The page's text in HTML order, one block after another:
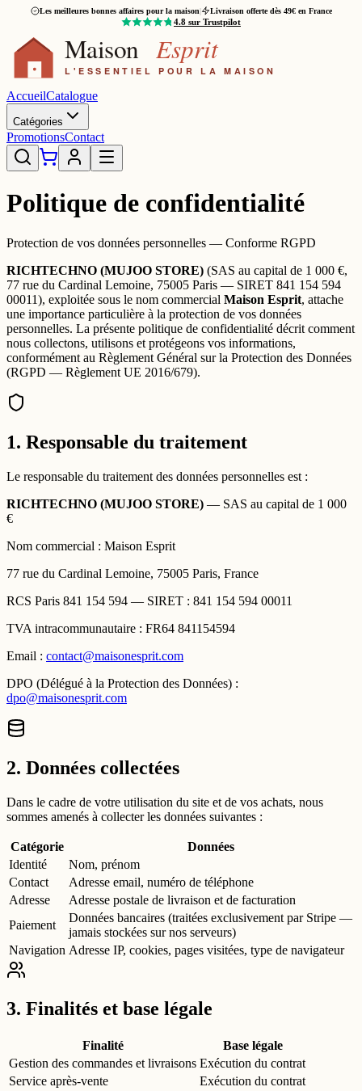
Les meilleures bonnes affaires pour la maison| Livraison offerte dès 49€ en France
4.8 sur Trustpilot
AccueilCatalogue
Catégories
PromotionsContact
Politique de confidentialité
Protection de vos données personnelles — Conforme RGPD
RICHTECHNO (MUJOO STORE) (SAS au capital de 1 000 €,
77 rue du Cardinal Lemoine, 75005 Paris — SIRET 841 154 594
00011), exploitée sous le nom commercial Maison Esprit, attache
une importance particulière à la protection de vos données
personnelles. La présente politique de confidentialité décrit comment
nous collectons, utilisons et protégeons vos informations,
conformément au Règlement Général sur la Protection des Données
(RGPD — Règlement UE 2016/679).
1. Responsable du traitement
Le responsable du traitement des données personnelles est :
RICHTECHNO (MUJOO STORE) — SAS au capital de 1 000
€
Nom commercial : Maison Esprit
77 rue du Cardinal Lemoine, 75005 Paris, France
RCS Paris 841 154 594 — SIRET : 841 154 594 00011
TVA intracommunautaire : FR64 841154594
Email : contact@maisonesprit.com
DPO (Délégué à la Protection des Données) :
dpo@maisonesprit.com
2. Données collectées
Dans le cadre de votre utilisation du site et de vos achats, nous
sommes amenés à collecter les données suivantes :
Catégorie
Données
Identité
Nom, prénom
Contact
Adresse email, numéro de téléphone
Adresse
Adresse postale de livraison et de facturation
Paiement
Données bancaires (traitées exclusivement par Stripe —
jamais stockées sur nos serveurs)
Navigation Adresse IP, cookies, pages visitées, type de navigateur
3. Finalités et base légale
Finalité
Base légale
Gestion des commandes et livraisons Exécution du contrat
Service après-vente
Exécution du contrat